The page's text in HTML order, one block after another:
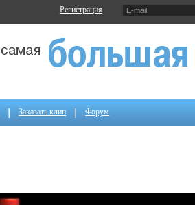
Регистрация
Заказать клип Форум